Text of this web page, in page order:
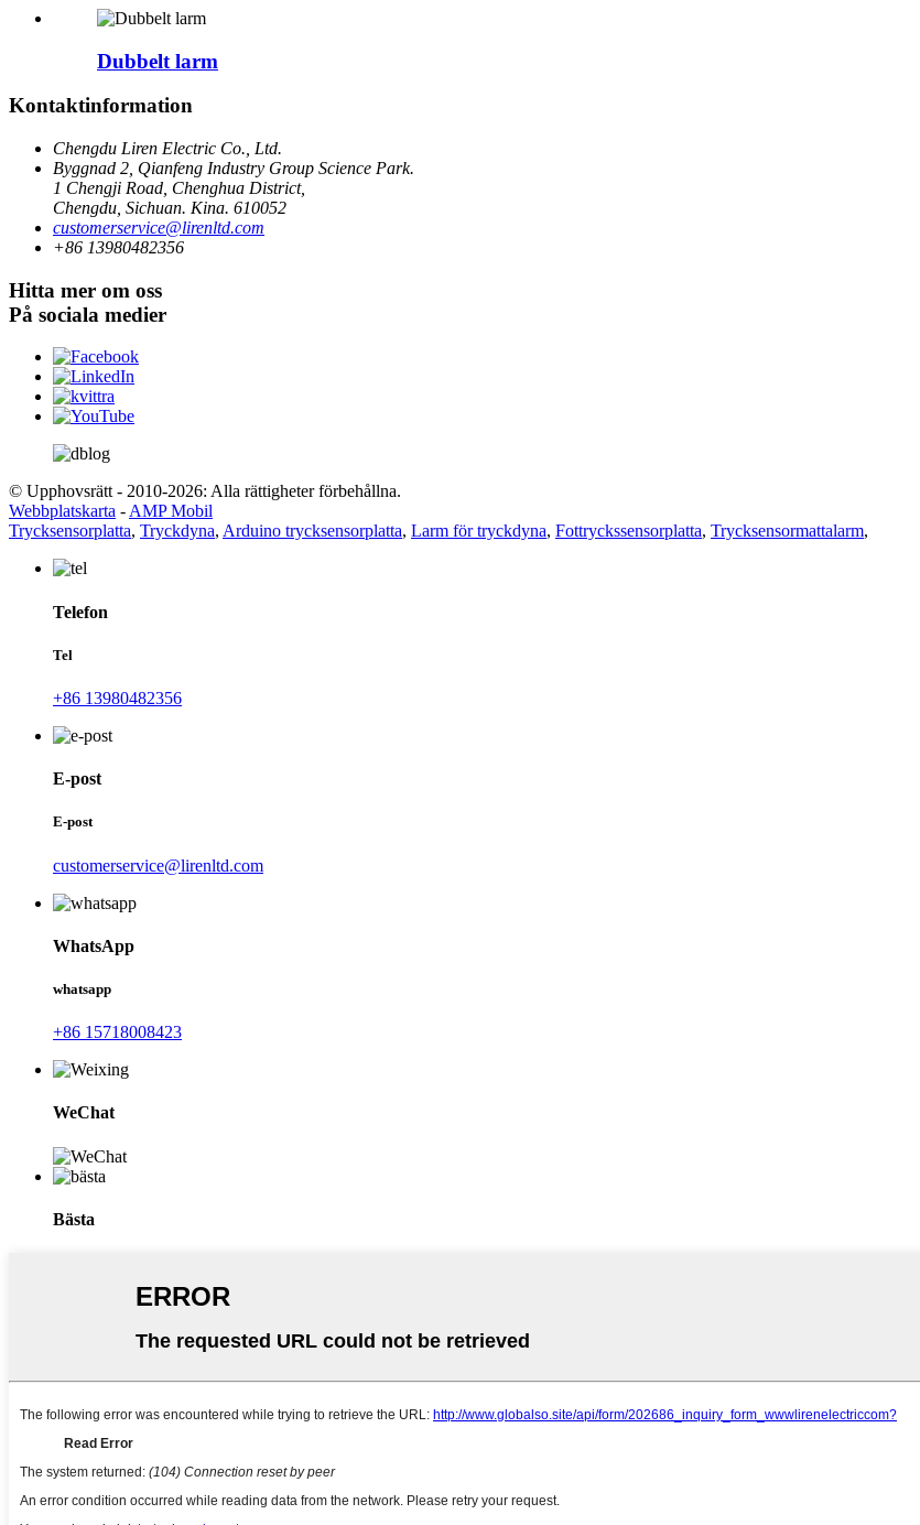
Dubbelt larm
Kontaktinformation
Chengdu Liren Electric Co., Ltd.
Byggnad 2, Qianfeng Industry Group Science Park.
1 Chengji Road, Chenghua District,
Chengdu, Sichuan. Kina. 610052
customerservice@lirenltd.com
+86 13980482356
Hitta mer om oss
På sociala medier
© Upphovsrätt - 2010-2026: Alla rättigheter förbehållna.
Webbplatskarta - AMP Mobil
Trycksensorplatta, Tryckdyna, Arduino trycksensorplatta, Larm för tryckdyna, Fottryckssensorplatta, Trycksensormattalarm,
Telefon
Tel
+86 13980482356
E-post
E-post
customerservice@lirenltd.com
WhatsApp
whatsapp
+86 15718008423
WeChat
Bästa